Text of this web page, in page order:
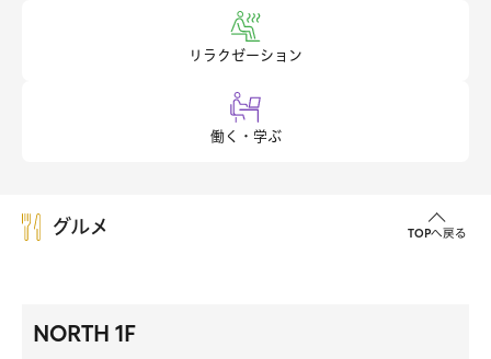
リラクゼーション
働く・学ぶ
グルメ TOPへ戻る
NORTH 1F